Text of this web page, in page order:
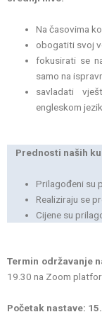
Na časovima
obogatiti svoj
fokusirati se
samo na
savladati
engleskom
Prednosti naših
Prilagođeni su
Realiziraju se
Cijene su
Termin održavanje
19.30 na Zoom
Početak nastave: